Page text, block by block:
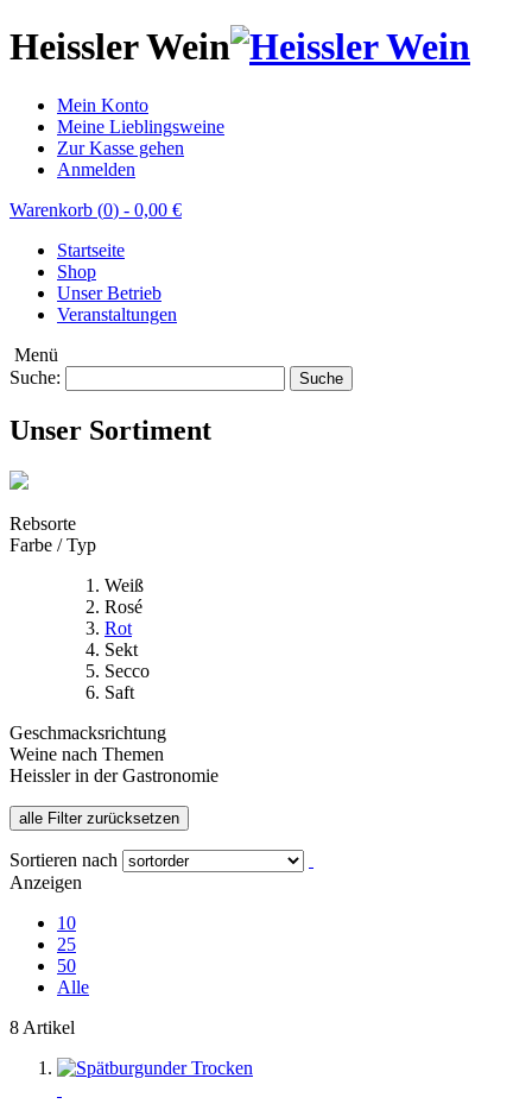
Heissler Wein
Mein Konto
Meine Lieblingsweine
Zur Kasse gehen
Anmelden
Warenkorb (0) - 0,00 €
Startseite
Shop
Unser Betrieb
Veranstaltungen
Menü
Suche:
Suche
Unser Sortiment
Rebsorte
Farbe / Typ
Weiß
Rosé
Rot
Sekt
Secco
Saft
Geschmacksrichtung
Weine nach Themen
Heissler in der Gastronomie
alle Filter zurücksetzen
Sortieren nach
Anzeigen
10
25
50
Alle
8 Artikel